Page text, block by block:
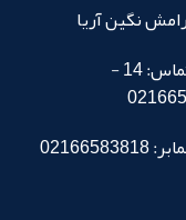
نگین آریا
شماره تماس: 14 -